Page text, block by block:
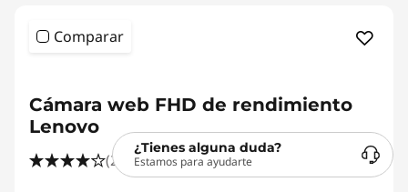
Comparar
Cámara web FHD de rendimiento
Lenovo
(272)
¿Tienes alguna duda?
Estamos para ayudarte